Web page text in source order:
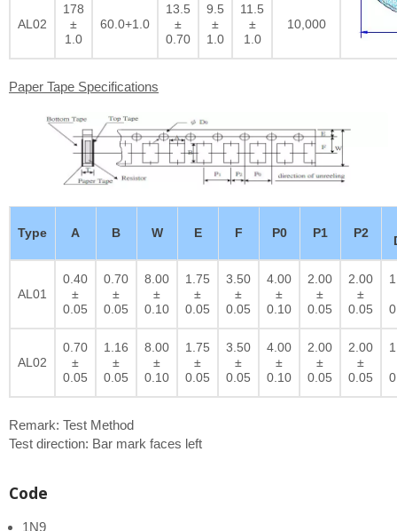
AL02
178
±
1.0
60.0+1.0
13.5
±
0.70
9.5
±
1.0
11.5
±
1.0
10,000
Paper Tape Specifications
Type A B W E F P0 P1 P2
AL01
0.40
±
0.05
0.70
±
0.05
8.00
±
0.10
1.75
±
0.05
3.50
±
0.05
4.00
±
0.10
2.00
±
0.05
2.00
±
0.05
AL02
0.70
±
0.05
1.16
±
0.05
8.00
±
0.10
1.75
±
0.05
3.50
±
0.05
4.00
±
0.10
2.00
±
0.05
2.00
±
0.05
Remark: Test Method
Test direction: Bar mark faces left
Code
1N9